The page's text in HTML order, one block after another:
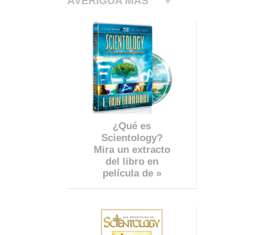
¿Qué es
Scientology?
Mira un extracto
del libro en
película de »